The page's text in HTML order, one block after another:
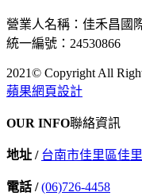
營業人名稱：佳禾昌國
統一編號：24530866
2021© Copyright All
蘋果網頁設計
OUR INFO聯絡資訊
地址 / 台南市佳里區佳
電話 /(06)726-4458